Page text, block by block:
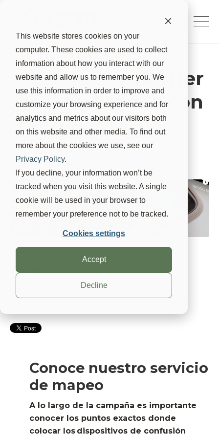
This website stores cookies on your
computer. These cookies are used to collect
information about how you interact with our
website and allow us to remember you. We
use this information in order to improve and
customize your browsing experience and for
analytics and metrics about our visitors both
on this website and other media. To find out
more about the cookies we use, see our
Privacy Policy.
If you decline, your information won’t be
tracked when you visit this website. A single
cookie will be used in your browser to
remember your preference not to be tracked.
Cookies settings
Accept
Decline
Gestiona los Puffer
geolocalizados con
tu móvil
Suterra 22 abr 2021, 9:46:59
Contenidos
Conoce nuestro servicio de mapeo
Conoce nuestro servicio
de mapeo
A lo largo de la campaña es importante
conocer los puntos exactos donde
colocar los dispositivos de confusión